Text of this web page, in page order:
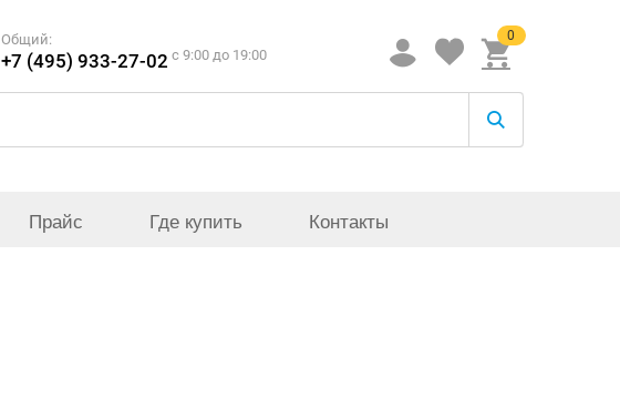
Общий:
+7 (495) 933-27-02 c 9:00 до 19:00
0
Прайс Где купить Контакты